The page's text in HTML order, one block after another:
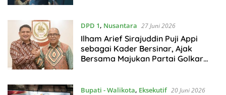
DPD 1, Nusantara 27 Juni 2026
Ilham Arief Sirajuddin Puji Appi
sebagai Kader Bersinar, Ajak
Bersama Majukan Partai Golkar
Bupati - Walikota, Eksekutif 20 Juni 2026